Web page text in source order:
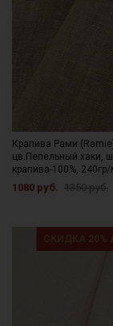
Крапива Рами
цв.Пепельный хаки,
крапива-100%,
1080 руб. 1350 руб.